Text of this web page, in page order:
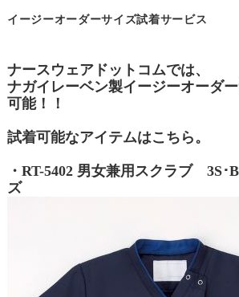
イージーオーダーサイズ試着サービス
ナースウェアドットコムでは、
ナガイレーベン製イージーオーダ
可能！！
試着可能なアイテムはこちら。
・RT-5402 男女兼用スクラブ 3S･
ズ